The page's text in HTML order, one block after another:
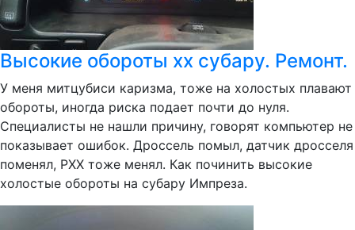
Высокие обороты хх субару. Ремонт.
У меня митцубиси каризма, тоже на холостых плавают
обороты, иногда риска подает почти до нуля.
Специалисты не нашли причину, говорят компьютер не
показывает ошибок. Дроссель помыл, датчик дросселя
поменял, РХХ тоже менял. Как починить высокие
холостые обороты на субару Импреза.